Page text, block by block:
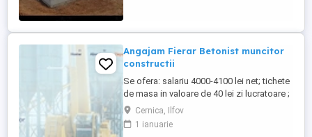
Angajam Fierar Betonist muncitor
constructii
Se ofera: salariu 4000-4100 lei net; tichete
de masa in valoare de 40 lei zi lucratoare ;
asigurare privata de sanatate; decontare
transport; cazare pentru salariatii din
provincie; Ne situam pe platforma
Cernica, Ilfov
1 ianuarie